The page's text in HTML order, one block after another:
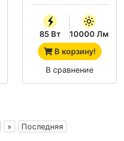
85 Вт
10000 Лм
В корзину!
В сравнение
» Последняя